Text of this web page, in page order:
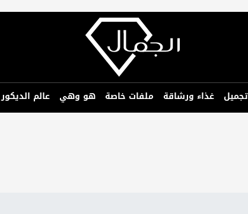
غذاء ورشاقة ملفات خاصة هو وهي عالم الديكور